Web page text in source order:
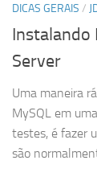
DICAS GERAIS /
Instalando
Server
Uma maneira
MySQL em
testes, é fazer
são